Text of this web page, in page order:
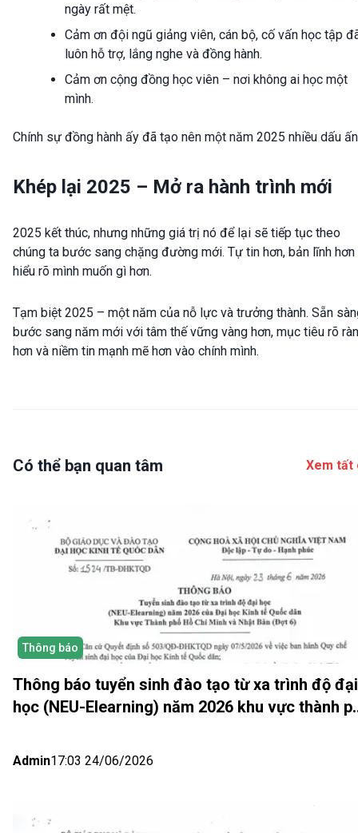
ngày rất mệt.
Cảm ơn đội ngũ giảng viên, cán bộ, cố vấn học tập
luôn hỗ trợ, lắng nghe và đồng hành.
Cảm ơn cộng đồng học viên – nơi không ai học một
mình.
Chính sự đồng hành ấy đã tạo nên một năm 2025 nhiều dấu
Khép lại 2025 – Mở ra hành trình mới
2025 kết thúc, nhưng những giá trị nó để lại sẽ tiếp tục theo
chúng ta bước sang chặng đường mới. Tự tin hơn, bản lĩnh hơn
hiểu rõ mình muốn gì hơn.
Tạm biệt 2025 – một năm của nỗ lực và trưởng thành. Sẵn
bước sang năm mới với tâm thế vững vàng hơn, mục tiêu rõ
hơn và niềm tin mạnh mẽ hơn vào chính mình.
Có thể bạn quan tâm Xem tất
Thông báo
Thông báo tuyển sinh đào tạo từ xa trình độ đại
học (NEU-Elearning) năm 2026 khu vực thành
Admin17:03 24/06/2026